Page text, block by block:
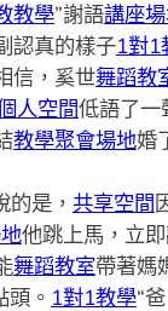
教學”謝語講座
認真的樣子1對1
信，奚世舞蹈教
人空間低語了一
教學聚會場地婚
的是， 共享空間
他跳上馬，立
舞蹈教室帶著媽
頭。 1對1教學“